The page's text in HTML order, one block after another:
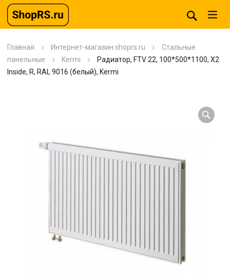
Главная Интернет-магазин shoprs.ru
Стальные
панельные
Kermi
Радиатор, FTV 22, 100*500*1100, X2
Inside, R, RAL 9016 (белый), Kermi